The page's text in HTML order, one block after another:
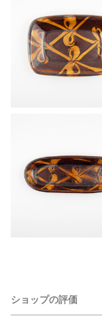
ショップの評価